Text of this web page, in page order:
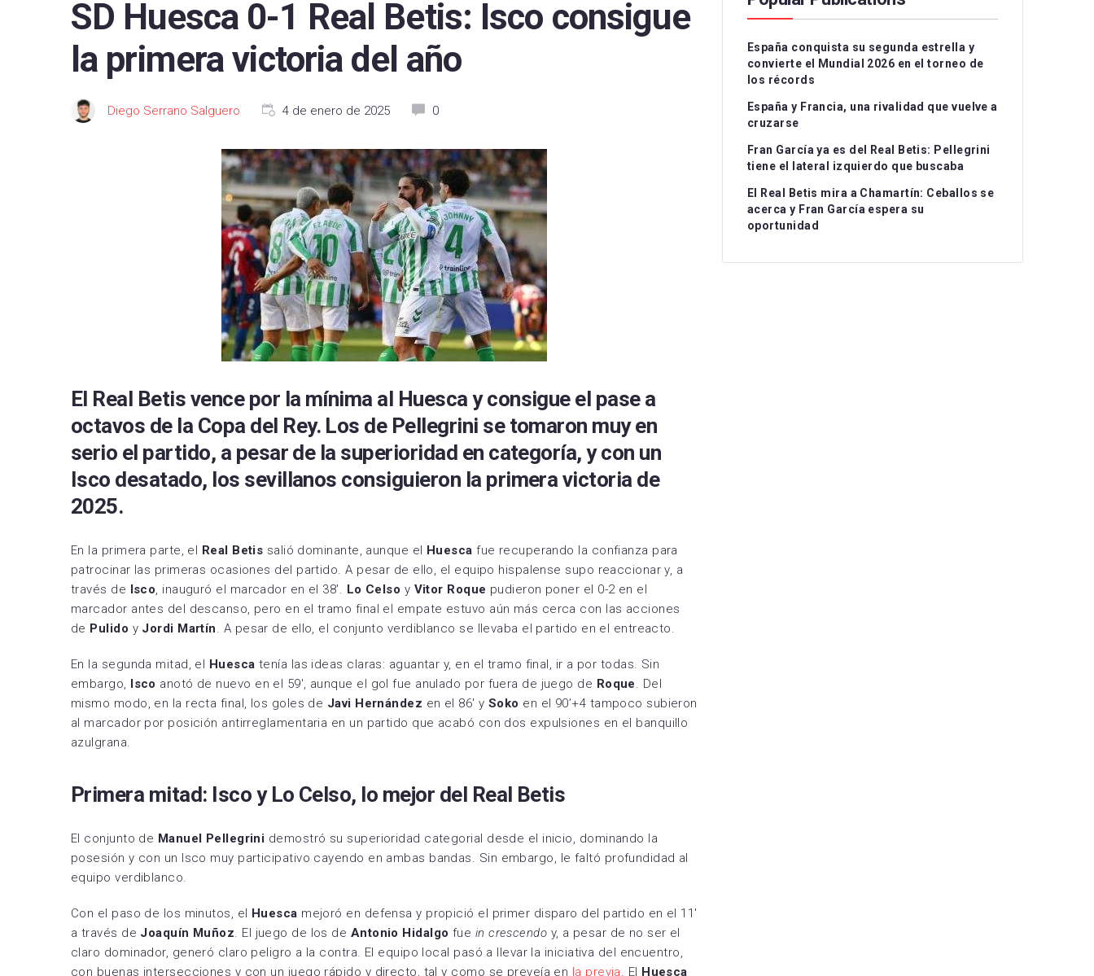
FC Barcelona
Real Betis
CA Osasuna
Real Sociedad
UD Las Palmas
CD Leganés
Celta de Vigo
Getafe CF
RCD Mallorca
Real Valladolid
Villarreal CF
Levante UD
Sporting de Huelva
Villarreal CF B
CD Eldense
SD Eibar
Albacete Balompié
Burgos CF
Real Oviedo
FC Cartagena
Elche CF
RC Deportivo
Levante UD
CD Teruel
CE Sabadell
CA Osasuna B
FC Barcelona Atlètic
CD Alcoyano
CD Atlético Baleares
Atlético de Madrid B
Recreativo Granada
Ligue 1
SD Huesca 0-1 Real Betis: Isco consigue
la primera victoria del año
Diego Serrano Salguero 4 de enero de 2025 0
El Real Betis vence por la mínima al Huesca y consigue el pase a
octavos de la Copa del Rey. Los de Pellegrini se tomaron muy en
serio el partido, a pesar de la superioridad en categoría, y con un
Isco desatado, los sevillanos consiguieron la primera victoria de
2025.
En la primera parte, el Real Betis salió dominante, aunque el Huescafue recuperando la confianza para
patrocinar las primeras ocasiones del partido. A pesar de ello, el equipo hispalense supo reaccionar y, a
través de Isco, inauguró el marcador en el 38′. Lo Celso y Vitor Roque pudieron poner el 0-2 en el
marcador antes del descanso, pero en el tramo final el empate estuvo aún más cerca con las acciones
de Pulido y Jordi Martín. A pesar de ello, el conjunto verdiblanco se llevaba el partido en el entreacto.
En la segunda mitad, el Huesca tenía las ideas claras: aguantar y, en el tramo final, ir a por todas. Sin
embargo, Isco anotó de nuevo en el 59′, aunque el gol fue anulado por fuera de juego de Roque. Del
mismo modo, en la recta final, los goles de Javi Hernández en el 86′ y Soko en el 90’+4 tampoco subieron
al marcador por posición antirreglamentaria en un partido que acabó con dos expulsiones en el banquillo
azulgrana.
Primera mitad: Isco y Lo Celso, lo mejor del Real Betis
El conjunto de Manuel Pellegrini demostró su superioridad categorial desde el inicio, dominando la
posesión y con un Isco muy participativo cayendo en ambas bandas. Sin embargo, le faltó profundidad al
equipo verdiblanco.
Con el paso de los minutos, el Huesca mejoró en defensa y propició el primer disparo del partido en el 11′
a través de Joaquín Muñoz . El juego de los de Antonio Hidalgo fue in crescendo y, a pesar de no ser el
claro dominador, generó claro peligro a la contra. El equipo local pasó a llevar la iniciativa del encuentro,
con buenas intersecciones y con un juego rápido y directo, tal y como se preveía en la previa . El Huesca
España conquista su segunda estrella y
convierte el Mundial 2026 en el torneo de
los récords
España y Francia, una rivalidad que vuelve a
cruzarse
Fran García ya es del Real Betis: Pellegrini
tiene el lateral izquierdo que buscaba
El Real Betis mira a Chamartín: Ceballos se
acerca y Fran García espera su
oportunidad